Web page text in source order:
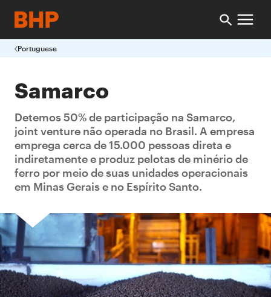
Portuguese
Samarco
Detemos 50% de participação na Samarco,
joint venture não operada no Brasil. A empresa
emprega cerca de 15.000 pessoas direta e
indiretamente e produz pelotas de minério de
ferro por meio de suas unidades operacionais
em Minas Gerais e no Espírito Santo.